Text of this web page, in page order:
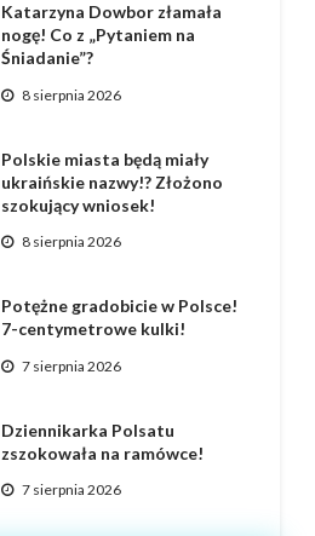
Katarzyna Dowbor złamała
nogę! Co z „Pytaniem na
Śniadanie”?
8 sierpnia 2026
Polskie miasta będą miały
ukraińskie nazwy!? Złożono
szokujący wniosek!
8 sierpnia 2026
Potężne gradobicie w Polsce!
7-centymetrowe kulki!
7 sierpnia 2026
Dziennikarka Polsatu
zszokowała na ramówce!
7 sierpnia 2026